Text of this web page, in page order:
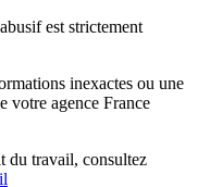
est strictement
inexactes ou une
votre agence France
du travail, consultez